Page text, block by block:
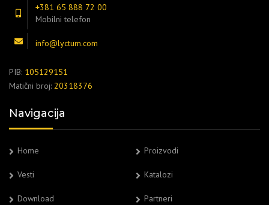
+381 65 888 72 00
Mobilni telefon
info@lyctum.com
PIB: 105129151
Matični broj: 20318376
Navigacija
Home Proizvodi
Vesti Katalozi
Download Partneri